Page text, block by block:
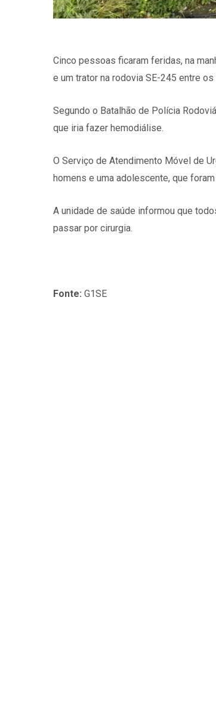
Cinco pessoas ficaram feridas, na
e um trator na rodovia SE-245 entre
Segundo o Batalhão de Polícia
que iria fazer hemodiálise.
O Serviço de Atendimento Móvel de
homens e uma adolescente, que
A unidade de saúde informou que
passar por cirurgia.
Fonte: G1SE